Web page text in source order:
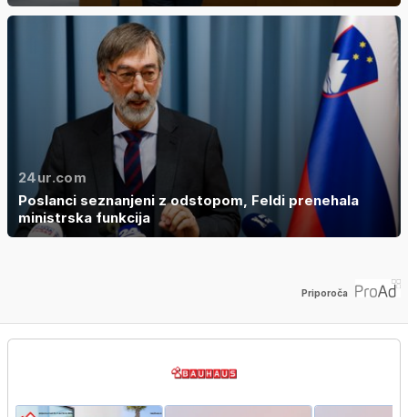
24ur.com
Poslanci seznanjeni z odstopom, Feldi prenehala
ministrska funkcija
Priporoča